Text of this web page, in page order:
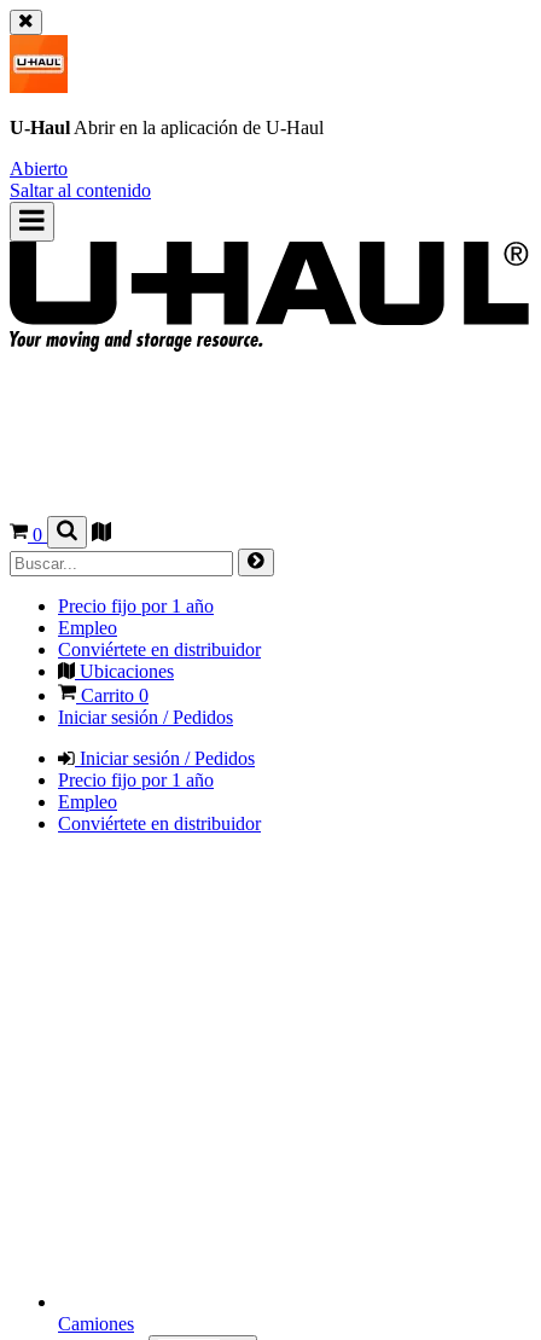
U-Haul Abrir en la aplicación de U-Haul
Abierto
Saltar al contenido
0
Precio fijo por 1 año
Empleo
Conviértete en distribuidor
Ubicaciones
Carrito 0
Iniciar sesión / Pedidos
Iniciar sesión / Pedidos
Precio fijo por 1 año
Empleo
Conviértete en distribuidor
Camiones